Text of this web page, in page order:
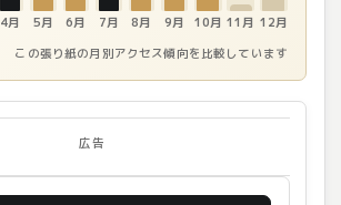
4月 5月 6月 7月 8月 9月 10月 11月 12月
この張り紙の月別アクセス傾向を比較しています
広告